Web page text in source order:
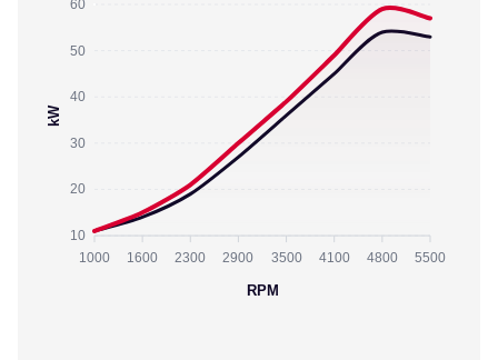
60
50
40
30
20
10
kW
1000 1600 2300 2900 3500 4100 4800 5500
RPM